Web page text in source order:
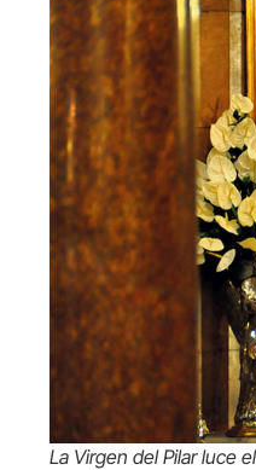
La Virgen del Pilar luce